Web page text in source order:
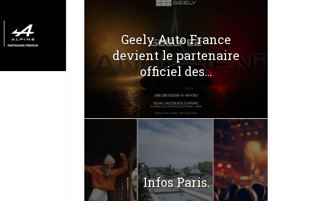
Geely Auto France
devient le partenaire
officiel des...
Infos Paris.